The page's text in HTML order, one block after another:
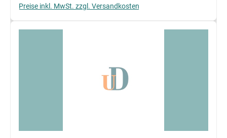
Preise inkl. MwSt. zzgl. Versandkosten